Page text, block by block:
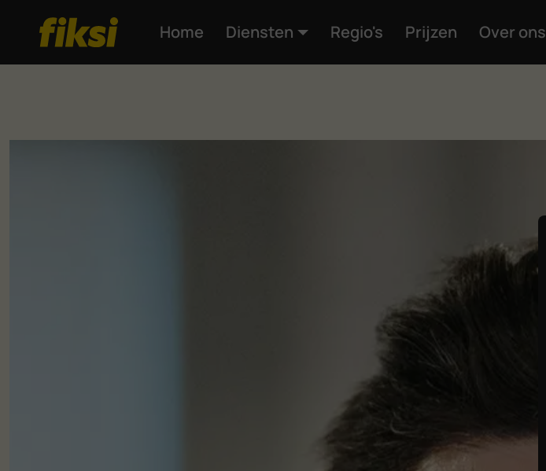
Home Diensten Regio's Prijzen Over ons